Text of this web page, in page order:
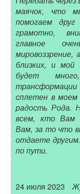
маячок, что
помогаем
грамотно,
главное
близких, и
будет
сплетен в
радость Рода.
всем, кто Вам
Вам, за то что
отдаете
по пути.
24 июля 2023